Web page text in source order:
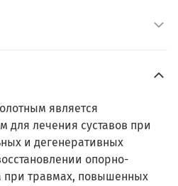
является
для лечения суставов при
и дегенеративных
опорно-
при травмах, повышенных